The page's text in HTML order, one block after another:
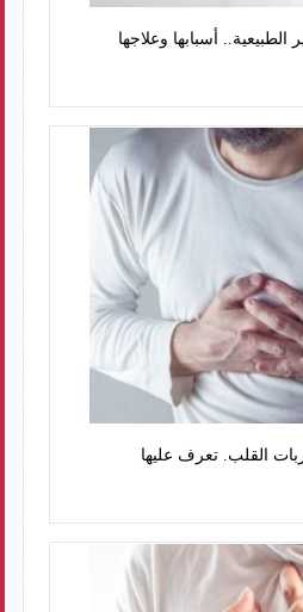
أسبابها وعلاجها
القلب. تعرف عليها